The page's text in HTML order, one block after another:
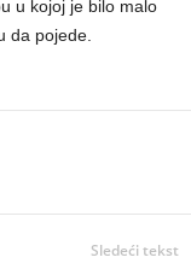
u kojoj je bilo malo
da pojede.
Sledeći tekst